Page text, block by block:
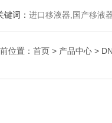
词： 进口移液器,国产移液器,
位置： 首页 > 产品中心 >